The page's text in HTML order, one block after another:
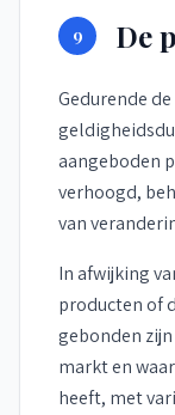
9 De
Gedurende
aangeboden
verhoogd,
van
In afwijking
producten of
gebonden
markt en
heeft, met